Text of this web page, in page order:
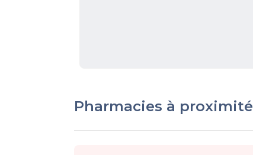
Pharmacies à proximité